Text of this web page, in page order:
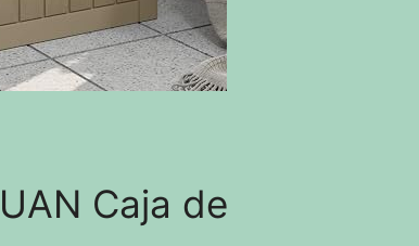
Caja de